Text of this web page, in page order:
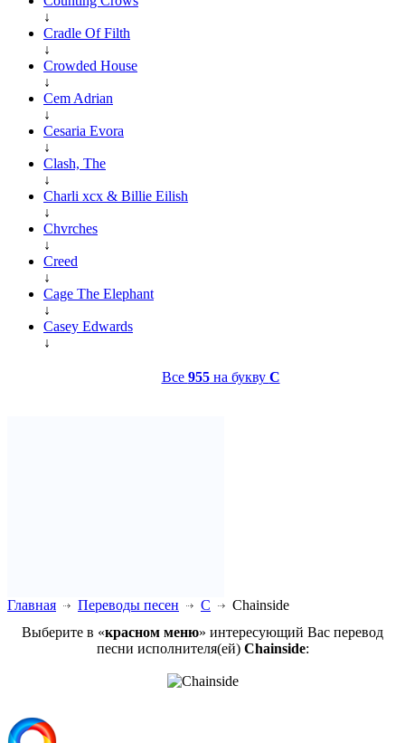
↓
Cradle Of Filth
↓
Crowded House
↓
Cem Adrian
↓
Cesaria Evora
↓
Clash, The
↓
Charli xcx & Billie Eilish
↓
Chvrches
↓
Creed
↓
Cage The Elephant
↓
Casey Edwards
↓
Все 955на букву C
Главная Переводы песен C
Chainside
Выберите в «красном меню» интересующий Вас перевод
песни исполнителя(ей) Chainside: